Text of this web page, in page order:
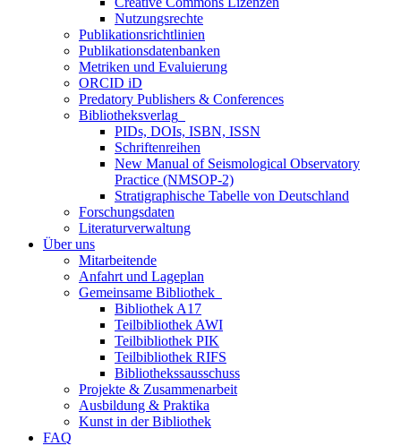
Nutzungsrechte
Publikationsrichtlinien
Publikationsdatenbanken
Metriken und Evaluierung
ORCID iD
Predatory Publishers & Conferences
Bibliotheksverlag
PIDs, DOIs, ISBN, ISSN
Schriftenreihen
New Manual of Seismological Observatory
Practice (NMSOP-2)
Stratigraphische Tabelle von Deutschland
Forschungsdaten
Literaturverwaltung
Über uns
Mitarbeitende
Anfahrt und Lageplan
Gemeinsame Bibliothek
Bibliothek A17
Teilbibliothek AWI
Teilbibliothek PIK
Teilbibliothek RIFS
Bibliothekssausschuss
Projekte & Zusammenarbeit
Ausbildung & Praktika
Kunst in der Bibliothek
FAQ